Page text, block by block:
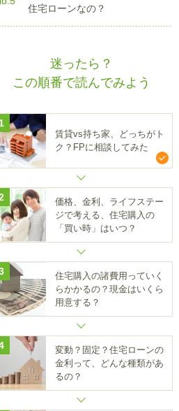
住宅ローンなの？
迷ったら？
この順番で読んでみよう
賃貸vs持ち家、どっちがト
ク？FPに相談してみた
価格、金利、ライフステー
ジで考える、住宅購入の
「買い時」はいつ？
住宅購入の諸費用っていく
らかかるの？現金はいくら
用意する？
変動？固定？住宅ローンの
金利って、どんな種類があ
るの？